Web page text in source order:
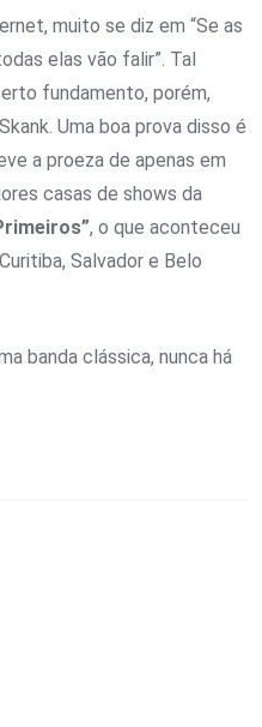
muito se diz em “Se as
elas vão falir”. Tal
fundamento, porém,
Uma boa prova disso é
a proeza de apenas em
casas de shows da
, o que aconteceu
Salvador e Belo
banda clássica, nunca há